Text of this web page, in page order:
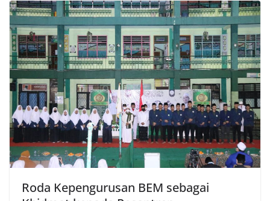
Roda Kepengurusan BEM sebagai